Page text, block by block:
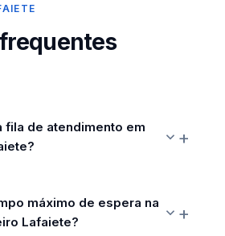
fila de atendimento em
máximo de espera na
Lafaiete?